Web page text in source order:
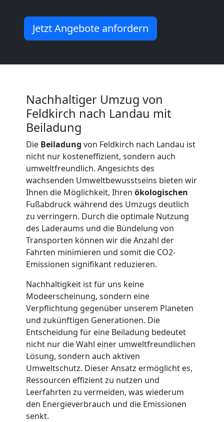
Jetzt Angebote anfordern
Nachhaltiger Umzug von
Feldkirch nach Landau mit
Beiladung
Die Beiladung von Feldkirch nach Landau ist
nicht nur kosteneffizient, sondern auch
umweltfreundlich. Angesichts des
wachsenden Umweltbewusstseins bieten wir
Ihnen die Möglichkeit, Ihren ökologischen
Fußabdruck während des Umzugs deutlich
zu verringern. Durch die optimale Nutzung
des Laderaums und die Bündelung von
Transporten können wir die Anzahl der
Fahrten minimieren und somit die CO2-
Emissionen signifikant reduzieren.
Nachhaltigkeit ist für uns keine
Modeerscheinung, sondern eine
Verpflichtung gegenüber unserem Planeten
und zukünftigen Generationen. Die
Entscheidung für eine Beiladung bedeutet
nicht nur die Wahl einer umweltfreundlichen
Lösung, sondern auch aktiven
Umweltschutz. Dieser Ansatz ermöglicht es,
Ressourcen effizient zu nutzen und
Leerfahrten zu vermeiden, was wiederum
den Energieverbrauch und die Emissionen
senkt.
Umzug
Mann
LKW
Möbellift
Feldkirch
Übersiedlung
Feldkirch
Klaviertransport
Feldkirch
Privatumzug
Feldkirch